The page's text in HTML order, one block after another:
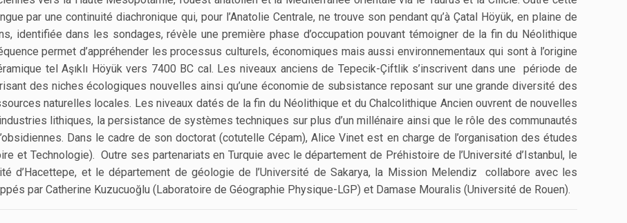
par une continuité diachronique qui, pour l’Anatolie Centrale, ne trouve son pendant qu’à Çatal Höyük, en plaine de
identifiée dans les sondages, révèle une première phase d’occupation pouvant témoigner de la fin du Néolithique
permet d’appréhender les processus culturels, économiques mais aussi environnementaux qui sont à l’origine
tel Aşıklı Höyük vers 7400 BC cal. Les niveaux anciens de Tepecik-Çiftlik s’inscrivent dans une période de
des niches écologiques nouvelles ainsi qu’une économie de subsistance reposant sur une grande diversité des
naturelles locales. Les niveaux datés de la fin du Néolithique et du Chalcolithique Ancien ouvrent de nouvelles
lithiques, la persistance de systèmes techniques sur plus d’un millénaire ainsi que le rôle des communautés
Dans le cadre de son doctorat (cotutelle Cépam), Alice Vinet est en charge de l’organisation des études
et Technologie). Outre ses partenariats en Turquie avec le département de Préhistoire de l’Université d’Istanbul, le
d’Hacettepe, et le département de géologie de l’Université de Sakarya, la Mission Melendiz collabore avec les
par Catherine Kuzucuoğlu (Laboratoire de Géographie Physique-LGP) et Damase Mouralis (Université de Rouen).